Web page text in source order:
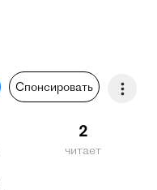
Спонсировать
2
читает